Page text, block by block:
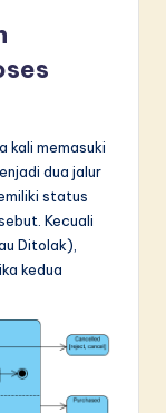
kali memasuki
dua jalur
status
Kecuali
Ditolak),
kedua